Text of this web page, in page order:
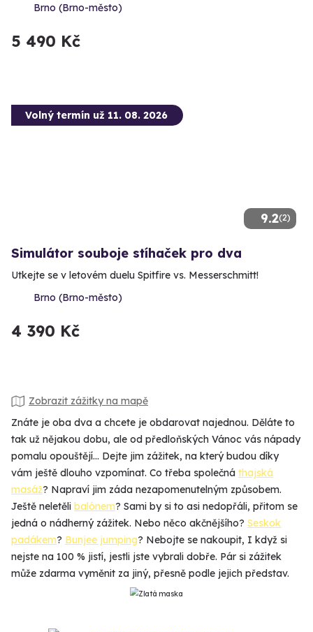
Brno (Brno-město)
5 490 Kč
9.2(2)
Volný termín už 11. 08. 2026
Simulátor souboje stíhaček pro dva
Utkejte se v letovém duelu Spitfire vs. Messerschmitt!
Brno (Brno-město)
4 390 Kč
Zobrazit zážitky na mapě
Znáte je oba dva a chcete je obdarovat najednou. Děláte to
tak už nějakou dobu, ale od předloňských Vánoc vás nápady
pomalu opouštějí... Dejte jim zážitek, na který budou díky
vám ještě dlouho vzpomínat. Co třeba společná thajská
masáž? Napraví jim záda nezapomenutelným způsobem.
Ještě neletěli balónem? Sami by si to asi nedopřáli, přitom se
jedná o nádherný zážitek. Nebo něco akčnějšího? Seskok
padákem? Bunjee jumping? Nebojte se nakoupit, I když si
nejste na 100 % jistí, jestli jste vybrali dobře. Pár si zážitek
může zdarma vyměnit za jiný, přesně podle jejich představ.